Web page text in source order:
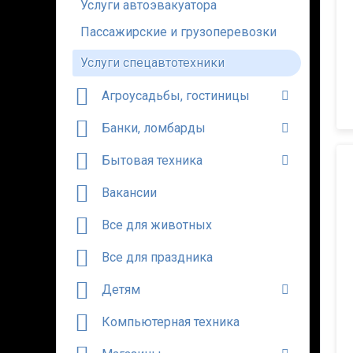
Услуги автоэвакуатора
Пассажирские и грузоперевозки
Услуги спецавтотехники
Агроусадьбы, гостиницы
Банки, ломбарды
Бытовая техника
Вакансии
Все для животных
Все для праздника
Детям
Компьютерная техника